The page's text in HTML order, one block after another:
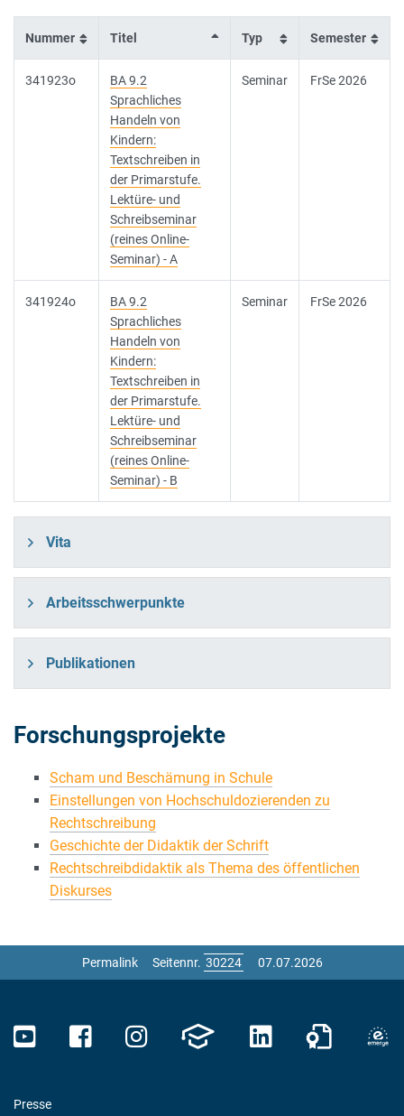
Nummer Titel Typ Semester
341923o
BA 9.2
Sprachliches
Handeln von
Kindern:
Textschreiben in
der Primarstufe.
Lektüre- und
Schreibseminar
(reines Online-
Seminar) - A
Seminar FrSe 2026
341924o
BA 9.2
Sprachliches
Handeln von
Kindern:
Textschreiben in
der Primarstufe.
Lektüre- und
Schreibseminar
(reines Online-
Seminar) - B
Seminar FrSe 2026
Vita
Arbeitsschwerpunkte
Publikationen
Forschungsprojekte
Scham und Beschämung in Schule
Einstellungen von Hochschuldozierenden zu
Rechtschreibung
Geschichte der Didaktik der Schrift
Rechtschreibdidaktik als Thema des öffentlichen
Diskurses
Permalink Seitennr. 07.07.2026
Presse